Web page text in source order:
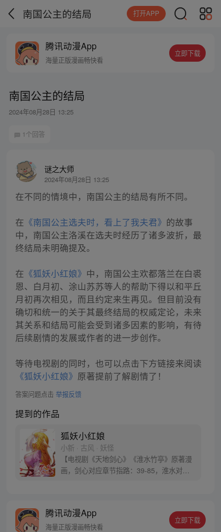
南国公主的结局 打开APP
腾讯动漫App
海量正版漫画畅快看
立即下载
南国公主的结局
2024年08月28日 13:25
1个回答
谜之大师
2024年08月28日 13:25
在不同的情境中，南国公主的结局有所不同。
在 《南国公主选夫时，看上了我夫君》 的故事
中，南国公主洛溪在选夫时经历了诸多波折，最
终结局未明确提及。
在 《狐妖小红娘》 中，南国公主欢都落兰在白裘
恩、白月初、涂山苏苏等人的帮助下得以和平丘
月初再次相见，而且约定来生再见。但目前没有
确切和统一的关于其最终结局的权威定论，未来
其关系和结局可能会受到诸多因素的影响，有待
后续剧情的发展或作者的进一步创作。
等待电视剧的同时，也可以点击下方链接来阅读
《狐妖小红娘》 原著提前了解剧情了！
答案问题点击 举报反馈
提到的作品
狐妖小红娘
小新 · 古风 · 妖怪
【电视剧《天地剑心》《淮水竹亭》原著漫
画，剑心对应章节指路：39-85，淮水对应
腾讯动漫App
海量正版漫画畅快看
立即下载